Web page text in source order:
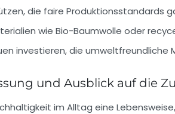
die faire Produktionsstandards
wie Bio-Baumwolle oder
investieren, die umweltfreundliche
und Ausblick auf die
im Alltag eine